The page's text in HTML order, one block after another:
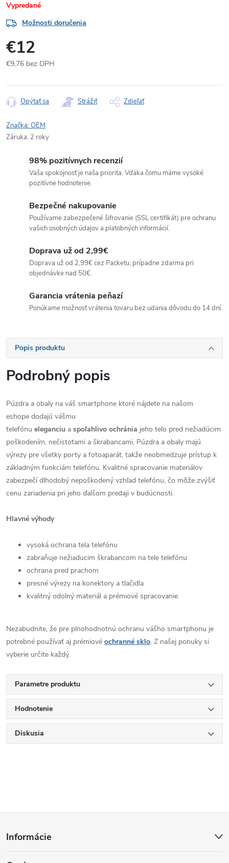
Vypredané
Možnosti doručenia
€12
€9,76 bez DPH
cena:
Opýtať sa Strážiť Zdieľať
Značka:OEM
Záruka: 2 roky
98% pozitívnych recenzií
Vaša spokojnosť je naša priorita. Vďaka čomu máme vysoké
pozitívne hodnotenie.
Bezpečné nakupovanie
Používame zabezpečené šifrovanie (SSL certifikát) pre ochranu
vašich osobných údajov a platobných informácií.
Doprava už od 2,99€
Doprava už od 2,99€ cez Packetu, prípadne zdarma pri
objednávke nad 50€.
Garancia vrátenia peňazí
Ponúkame možnosť vrátenia tovaru bez udania dôvodu do 14 dní.
Popis produktu
Podrobný popis
Púzdra a obaly na váš smartphone ktoré nájdete na našom
eshope dodajú vášmu
telefónu eleganciu a spoľahlivo ochránia jeho telo pred nežiadúcim
poškodením, nečistotami a škrabancami. Púzdra a obaly majú
výrezy pre všetky porty a fotoaparát, takže neobmedzuje prístup k
základným funkciám telefónu. Kvalitné spracovanie materiálov
zabezpečí dlhodobý nepoškodený vzhľad telefónu, čo môže zvýšiť
cenu zariadenia pri jeho ďalšom predaji v budúcnosti.
Hlavné výhody
vysoká ochrana tela telefónu
zabraňuje nežiaducim škrabancom na tele telefónu
ochrana pred prachom
presné výrezy na konektory a tlačidla
kvalitný odolný materiál a prémiové spracovanie
Nezabudnite, že pre plnohodnotnú ochranu vášho smartphonu je
potrebné používať aj prémiové ochranné sklo. Z našej ponuky si
vyberie určite každý.
Parametre produktu
Hodnotenie
Diskusia
Informácie